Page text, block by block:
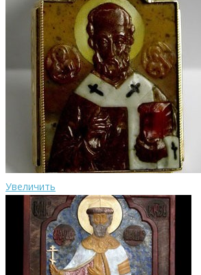
Увеличить